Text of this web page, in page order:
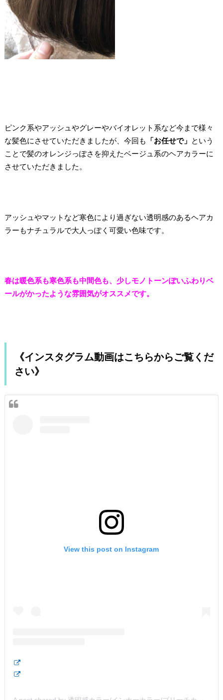
ピンク系やアッシュやグレーやバイオレット系など今まで様々
な髪色にさせていただきましたが、今回も
「お任せで」 という
ことで髪のオレンジっぽさを抑えたベージュ系のヘアカラーに
させていただきました。
アッシュやマットなど寒色により過ぎない透明感のあるヘアカ
ラーもナチュラルで大人っぽく可愛い色味です。
春は暖色系も寒色系も中間色も、少しモノトーンぽいふわりベ
ールがかったような雰囲気がオススメです。
《インスタグラム動画はこちらからご覧くだ
さい》
View this post on Instagram